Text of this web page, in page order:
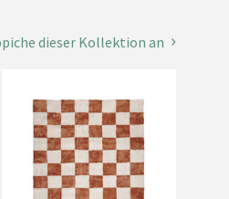
dieser Kollektion an